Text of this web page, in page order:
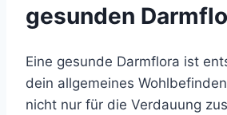
gesunden
Eine gesunde Darmflora ist
dein allgemeines
nicht nur für die Verdauung